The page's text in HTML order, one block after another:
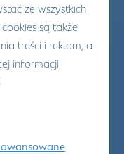
ze wszystkich
są także
treści i reklam, a
informacji